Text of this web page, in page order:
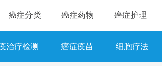
癌症分类 癌症药物 癌症护理
治疗检测 癌症疫苗 细胞疗法